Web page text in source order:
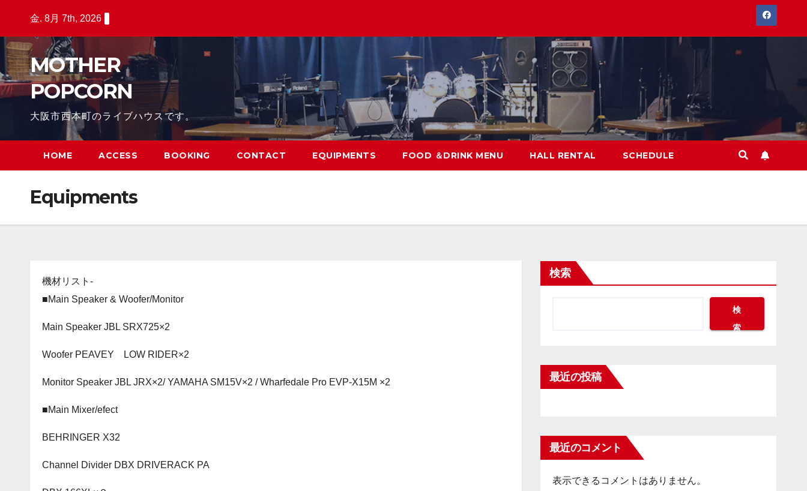
content
金. 8月 7th, 2026
MOTHER
POPCORN
大阪市西本町のライブハウスです。
HOME ACCESS BOOKING CONTACT EQUIPMENTS FOOD ＆DRINK MENU HALL RENTAL SCHEDULE
Equipments
機材リスト-
■Main Speaker & Woofer/Monitor
Main Speaker JBL SRX725×2
Woofer PEAVEY LOW RIDER×2
Monitor Speaker JBL JRX×2/ YAMAHA SM15V×2 / Wharfedale Pro EVP-X15M ×2
■Main Mixer/efect
BEHRINGER X32
Channel Divider DBX DRIVERACK PA
検索
検
索
最近の投稿
最近のコメント
表示できるコメントはありません。